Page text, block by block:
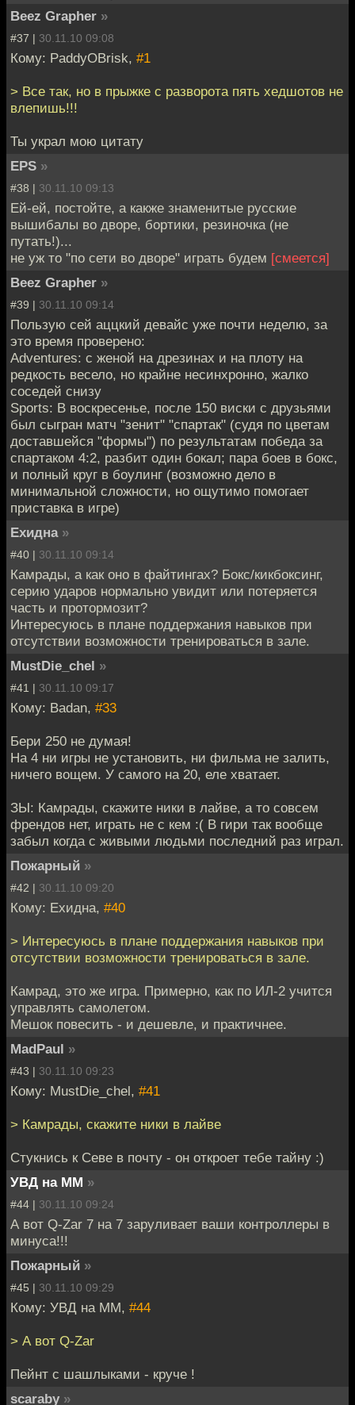
Beez Grapher »
#37 | 30.11.10 09:08
Кому: PaddyOBrisk, #1
> Все так, но в прыжке с разворота пять хедшотов не
влепишь!!!
Ты украл мою цитату
EPS »
#38 | 30.11.10 09:13
Ей-ей, постойте, а какже знаменитые русские
вышибалы во дворе, бортики, резиночка (не
путать!)...
не уж то "по сети во дворе" играть будем [смеется]
Beez Grapher »
#39 | 30.11.10 09:14
Пользую сей аццкий девайс уже почти неделю, за
это время проверено:
Adventures: с женой на дрезинах и на плоту на
редкость весело, но крайне несинхронно, жалко
соседей снизу
Sports: В воскресенье, после 150 виски с друзьями
был сыгран матч "зенит" "спартак" (судя по цветам
доставшейся "формы") по результатам победа за
спартаком 4:2, разбит один бокал; пара боев в бокс,
и полный круг в боулинг (возможно дело в
минимальной сложности, но ощутимо помогает
приставка в игре)
Ехидна »
#40 | 30.11.10 09:14
Камрады, а как оно в файтингах? Бокс/кикбоксинг,
серию ударов нормально увидит или потеряется
часть и протормозит?
Интересуюсь в плане поддержания навыков при
отсутствии возможности тренироваться в зале.
MustDie_chel »
#41 | 30.11.10 09:17
Кому: Badan, #33
Бери 250 не думая!
На 4 ни игры не установить, ни фильма не залить,
ничего вощем. У самого на 20, еле хватает.
ЗЫ: Камрады, скажите ники в лайве, а то совсем
френдов нет, играть не с кем :( В гири так вообще
забыл когда с живыми людьми последний раз играл.
Пожарный »
#42 | 30.11.10 09:20
Кому: Ехидна, #40
> Интересуюсь в плане поддержания навыков при
отсутствии возможности тренироваться в зале.
Камрад, это же игра. Примерно, как по ИЛ-2 учится
управлять самолетом.
Мешок повесить - и дешевле, и практичнее.
MadPaul »
#43 | 30.11.10 09:23
Кому: MustDie_chel, #41
> Камрады, скажите ники в лайве
Стукнись к Севе в почту - он откроет тебе тайну :)
УВД на ММ »
#44 | 30.11.10 09:24
А вот Q-Zar 7 на 7 заруливает ваши контроллеры в
минуса!!!
Пожарный »
#45 | 30.11.10 09:29
Кому: УВД на ММ, #44
> А вот Q-Zar
Пейнт с шашлыками - круче !
scaraby »